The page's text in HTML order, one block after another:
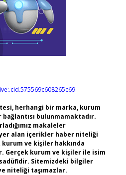
herhangi bir marka, kurum
bulunmamaktadır.
makaleler
alan içerikler haber niteliği
ve kişiler hakkında
Gerçek kurum ve kişiler ile isim
Sitemizdeki bilgiler
niteliği taşımazlar.